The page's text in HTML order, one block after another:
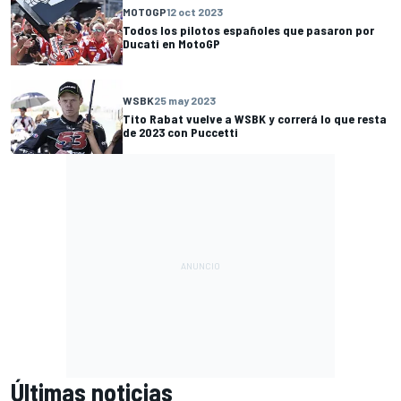
MOTOGP12 oct 2023
Todos los pilotos españoles que pasaron por
Ducati en MotoGP
WSBK25 may 2023
Tito Rabat vuelve a WSBK y correrá lo que resta
de 2023 con Puccetti
Últimas noticias